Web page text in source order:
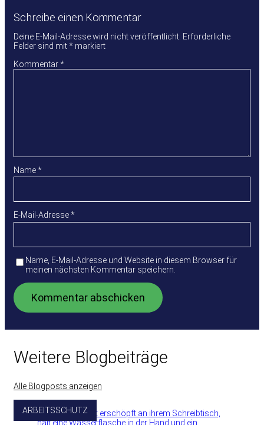
Schreibe einen Kommentar
Deine E-Mail-Adresse wird nicht veröffentlicht. Erforderliche
Felder sind mit* markiert
Kommentar*
Name*
E-Mail-Adresse*
Name, E-Mail-Adresse und Website in diesem Browser für
meinen nächsten Kommentar speichern.
Weitere Blogbeiträge
Alle Blogposts anzeigen
ARBEITSSCHUTZ